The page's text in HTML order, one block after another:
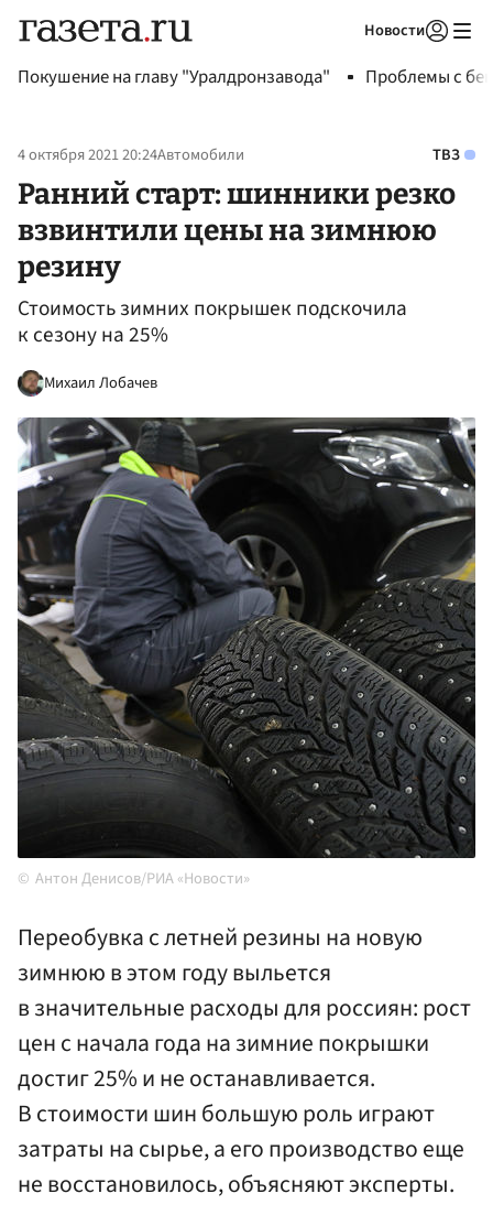
Новости
Покушение на главу "Уралдронзавода" Проблемы с
4 октября 2021 20:24Автомобили ТВЗ
Ранний старт: шинники резко
взвинтили цены на зимнюю
резину
Стоимость зимних покрышек подскочила
к сезону на 25%
Михаил Лобачев
Антон Денисов/РИА «Новости»
Переобувка с летней резины на новую
зимнюю в этом году выльется
в значительные расходы для россиян: рост
цен с начала года на зимние покрышки
достиг 25% и не останавливается.
В стоимости шин большую роль играют
затраты на сырье, а его производство еще
не восстановилось, объясняют эксперты.